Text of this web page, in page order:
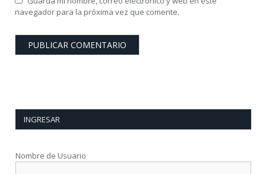
navegador para la próxima vez que comente.
INGRESAR
Nombre de Usuario